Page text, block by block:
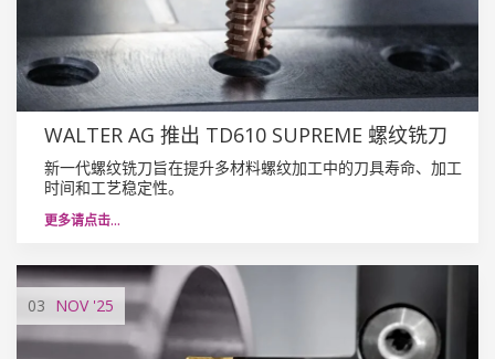
WALTER AG 推出 TD610 SUPREME 螺纹铣刀
新一代螺纹铣刀旨在提升多材料螺纹加工中的刀具寿命、加工
时间和工艺稳定性。
更多请点击…
03 NOV'25